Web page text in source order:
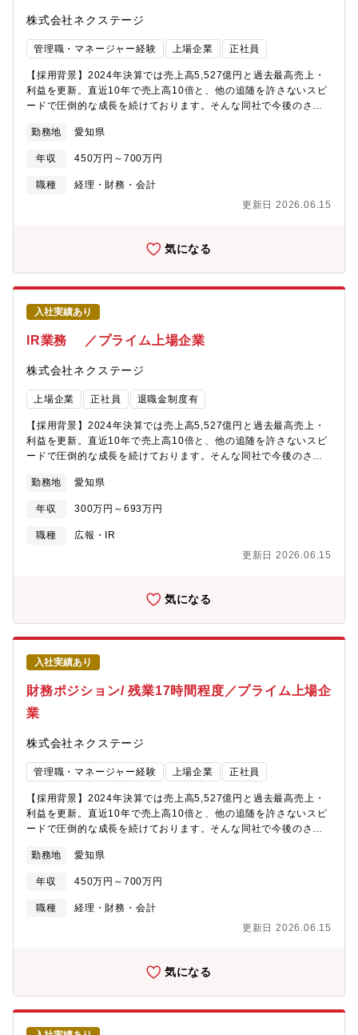
株式会社ネクステージ
管理職・マネージャー経験 上場企業 正社員
【採用背景】2024年決算では売上高5,527億円と過去最高売上・
利益を更新。直近10年で売上高10倍と、他の追随を許さないスピ
ードで圧倒的な成長を続けております。そんな同社で今後のさら
ただく方の採用を目指しています。【業務概要】経営の根幹を担
う経理業務全般をお任せします。入社後すぐはOJTで先輩社員と
業務を進めていただきますので、ご経験の無い業務があってもご
安心ください。【業務内容詳細】◎入社後よりご対応いただきた
└固定資産管理■月次決算業務└月次決算の作成└分析/財務諸表の
改善提案└会計ルールやマニュアルの整備└経理業務の属人化解
消・仕組み化の推進◎ゆくゆくお任せしたい内容・メンバーマネ
ジメント・監査対応・開示関連業務・その他総務・経理に関する
業務【組織構成】・配属：管理本部 経理課・構成：係長1名、主
任2名、スタッフ6名
勤務地 愛知県
年収 450万円～700万円
職種
経理・財務・会計
更新日 2026.06.15
気になる
入社実績あり
IR業務 ／プライム上場企業
株式会社ネクステージ
上場企業 正社員 退職金制度有
【採用背景】2024年決算では売上高5,527億円と過去最高売上・
利益を更新。直近10年で売上高10倍と、他の追随を許さないスピ
ードで圧倒的な成長を続けております。そんな同社で今後のさら
ただく方の採用を目指しています。【業務概要】同社にて、IR業
務をお任せいたします。投資家や株主に向けて、自社の経営状態
や財務状況をお伝えする重要な役割を担うポジションです。業務
に関しては、先輩社員と共に進めていただますので、未経験でも
／アポイントの調整・適時開示・投資家対応・ホームページ作
配属：管理本部 IR室・構成：課長1名 スタッフ1名
勤務地 愛知県
年収 300万円～693万円
職種
広報・IR
更新日 2026.06.15
気になる
入社実績あり
財務ポジション/ 残業17時間程度／プライム上場企
業
株式会社ネクステージ
管理職・マネージャー経験 上場企業 正社員
【採用背景】2024年決算では売上高5,527億円と過去最高売上・
利益を更新。直近10年で売上高10倍と、他の追随を許さないスピ
ードで圧倒的な成長を続けております。そんな同社で今後のさら
ただく方の採用を目指しています。【業務概要】経営の根幹を担
う財務（経営企画）業務をお任せします。入社後すぐはOJTで先
輩社員と業務を進めていただきますので、ご経験の無い業務があ
ってもご安心ください。【業務内容詳細】■予算作成・各店舗の費
次決算の業績分析・四半期の費用分析■その他業務・資金管理サポ
部 財務課・構成：次長1名、主任1名、スタッフ7名
勤務地 愛知県
年収 450万円～700万円
職種
経理・財務・会計
更新日 2026.06.15
気になる